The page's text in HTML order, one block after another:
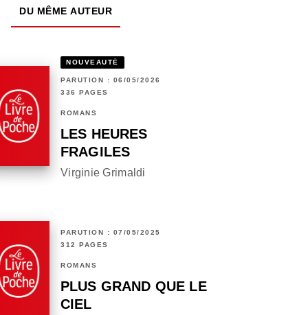
DU MÊME AUTEUR
NOUVEAUTÉ
PARUTION : 06/05/2026
336 PAGES
ROMANS
LES HEURES
FRAGILES
Virginie Grimaldi
PARUTION : 07/05/2025
312 PAGES
ROMANS
PLUS GRAND QUE LE
CIEL